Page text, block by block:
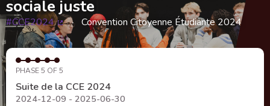
sociale juste
#CCE2024
(External link)
Convention Citoyenne Étudiante 2024
PHASE 5 OF 5
Suite de la CCE 2024
2024-12-09 - 2025-06-30